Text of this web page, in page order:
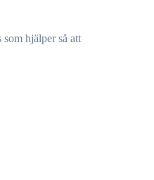
hjälper så att